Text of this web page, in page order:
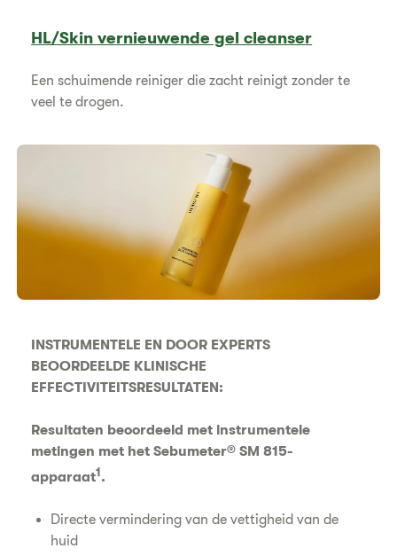
HL/Skin vernieuwende gel cleanser
Een schuimende reiniger die zacht reinigt zonder te
veel te drogen.
INSTRUMENTELE EN DOOR EXPERTS
BEOORDEELDE KLINISCHE
EFFECTIVITEITSRESULTATEN:
Resultaten beoordeeld met instrumentele
metingen met het Sebumeter® SM 815-
apparaat1 .
Directe vermindering van de vettigheid van de
huid